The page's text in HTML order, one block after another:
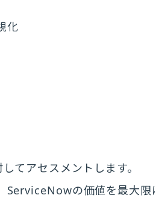
化
てアセスメントします。
ServiceNowの価値を最大限